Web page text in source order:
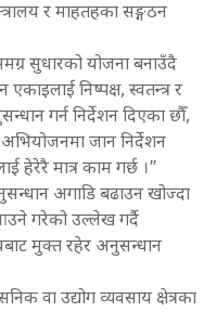
र माहतहका सङ्गठन
सुधारको योजना बनाउँदै
निष्पक्ष, स्वतन्त्र र
गर्न निर्देशन दिएका छौँ,
अभियोजनमा जान निर्देशन
हेरेरै मात्र काम गर्छ ।”
अगाडि बढाउन खोज्दा
गरेको उल्लेख गर्दै
मुक्त रहेर अनुसन्धान
वा उद्योग व्यवसाय क्षेत्रका